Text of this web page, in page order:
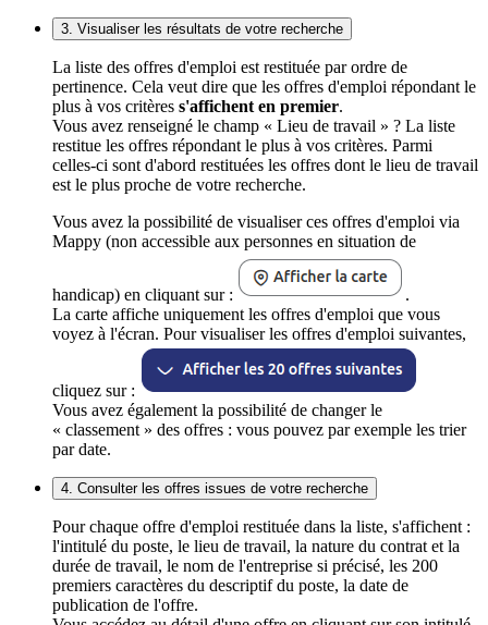
3. Visualiser les résultats de votre recherche
La liste des offres d'emploi est restituée par ordre de
pertinence. Cela veut dire que les offres d'emploi répondant le
plus à vos critères s'affichent en premier.
Vous avez renseigné le champ « Lieu de travail » ? La liste
restitue les offres répondant le plus à vos critères. Parmi
celles-ci sont d'abord restituées les offres dont le lieu de travail
est le plus proche de votre recherche.
Vous avez la possibilité de visualiser ces offres d'emploi via
Mappy (non accessible aux personnes en situation de
handicap) en cliquant sur :
.
La carte affiche uniquement les offres d'emploi que vous
voyez à l'écran. Pour visualiser les offres d'emploi suivantes,
cliquez sur :
Vous avez également la possibilité de changer le
« classement » des offres : vous pouvez par exemple les trier
par date.
4. Consulter les offres issues de votre recherche
Pour chaque offre d'emploi restituée dans la liste, s'affichent :
l'intitulé du poste, le lieu de travail, la nature du contrat et la
durée de travail, le nom de l'entreprise si précisé, les 200
premiers caractères du descriptif du poste, la date de
publication de l'offre.